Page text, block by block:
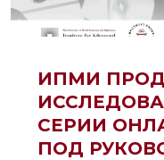
ИПМИ
СЕРИИ
ПОД